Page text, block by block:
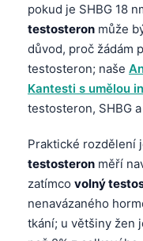
pokud je SHBG 18
testosteron může
důvod, proč žádám
testosteron; naše
Kantesti s umělou
testosteron, SHBG
Praktické rozdělení
testosteron měří
zatímco volný
nenavázaného
tkání; u většiny žen